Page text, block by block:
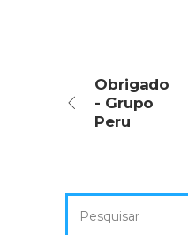
Obrigado
- Grupo
Peru
por: